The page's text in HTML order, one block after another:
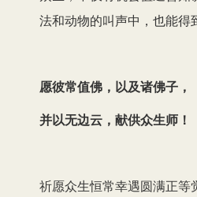
法和动物的叫声中，也能得
愿彼常值佛，以及诸佛子，
并以无边云，献供众生师！
祈愿众生恒常幸遇圆满正等